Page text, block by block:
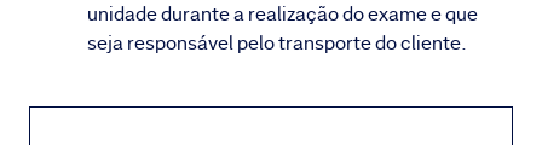
unidade durante a realização do exame e que
seja responsável pelo transporte do cliente.